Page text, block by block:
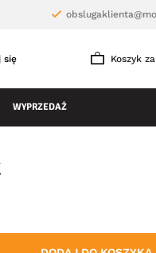
Koszyk
się
WYPRZEDAŻ